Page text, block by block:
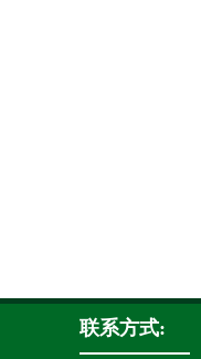
联系方式: